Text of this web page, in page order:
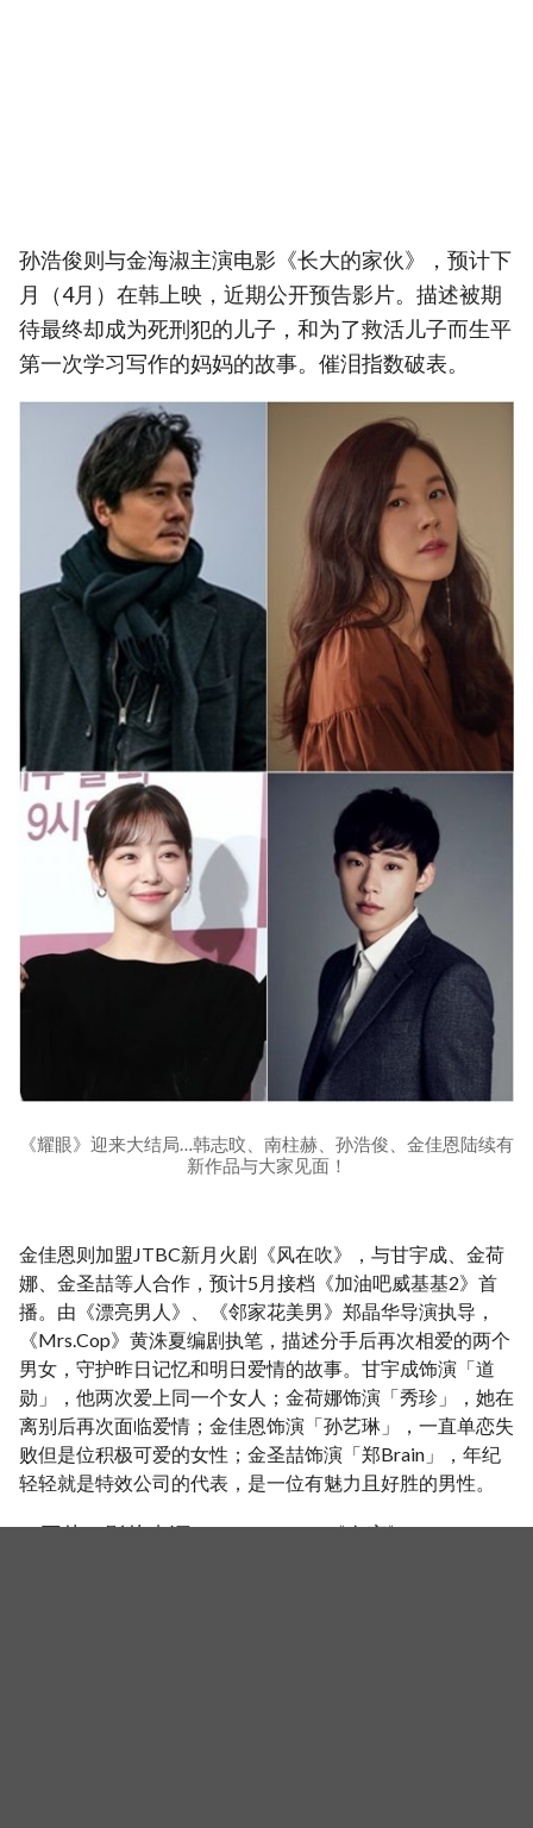
孙浩俊则与金海淑主演电影《长大的家伙》，预计下
月（4月）在韩上映，近期公开预告影片。描述被期
待最终却成为死刑犯的儿子，和为了救活儿子而生平
第一次学习写作的妈妈的故事。催泪指数破表。
《耀眼》迎来大结局…韩志旼、南柱赫、孙浩俊、金佳恩陆续有
新作品与大家见面！
金佳恩则加盟JTBC新月火剧《风在吹》，与甘宇成、金荷
娜、金圣喆等人合作，预计5月接档《加油吧威基基2》首
播。由《漂亮男人》、《邻家花美男》郑晶华导演执导，
《Mrs.Cop》黄洙夏编剧执笔，描述分手后再次相爱的两个
男女，守护昨日记忆和明日爱情的故事。甘宇成饰演「道
勋」，他两次爱上同一个女人；金荷娜饰演「秀珍」，她在
离别后再次面临爱情；金佳恩饰演「孙艺琳」，一直单恋失
败但是位积极可爱的女性；金圣喆饰演「郑Brain」，年纪
轻轻就是特效公司的代表，是一位有魅力且好胜的男性。
（图片、影片来源：KSD、MBC《春夜》、CGV、